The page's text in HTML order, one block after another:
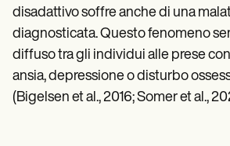
disadattivo soffre anche di una
diagnosticata. Questo fenomeno
diffuso tra gli individui alle prese
ansia, depressione o disturbo
(Bigelsen et al., 2016; Somer et al.,